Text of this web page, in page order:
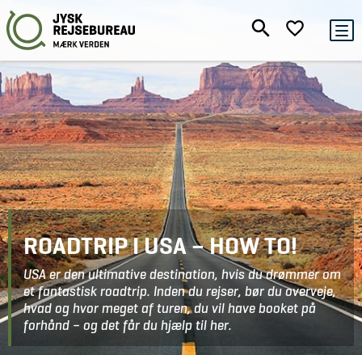
ROADTRIP I USA – HOW TO!
USA er den ultimative destination, hvis du drømmer om
et fantastisk roadtrip. Inden du rejser, bør du overveje,
hvad og hvor meget af turen, du vil have booket på
forhånd – og det får du hjælp til her.